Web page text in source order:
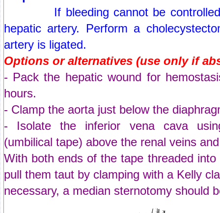
If bleeding cannot be controlled,
hepatic artery. Perform a
artery is ligated.
Options or alternatives (use only if
- Pack the hepatic wound for
hours.
- Clamp the aorta just below the
- Isolate the inferior vena cava
(umbilical tape) above the renal veins
With both ends of the tape threaded
pull them taut by clamping with a Kelly
necessary, a median sternotomy should